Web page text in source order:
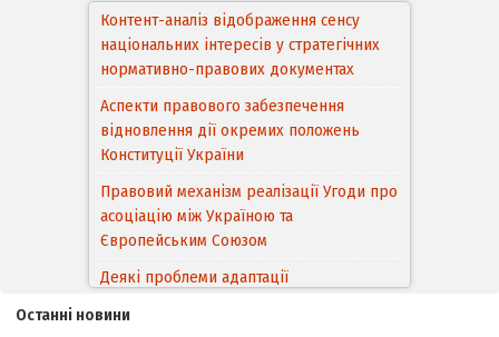
Контент-аналіз відображення сенсу
національних інтересів у стратегічних
нормативно-правових документах
Аспекти правового забезпечення
відновлення дії окремих положень
Конституції України
Правовий механізм реалізації Угоди про
асоціацію між Україною та
Європейським Cоюзом
Деякі проблеми адаптації
походження товарів відповідно до
Останні новини